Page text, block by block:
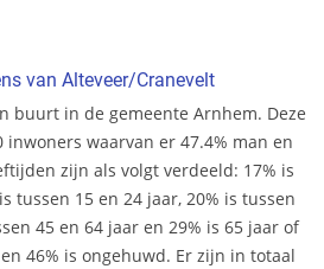
van Alteveer/Cranevelt
buurt in de gemeente Arnhem. Deze
waarvan er 47.4% man en
zijn als volgt verdeeld: 17% is
tussen 15 en 24 jaar, 20% is tussen
45 en 64 jaar en 29% is 65 jaar of
46% is ongehuwd. Er zijn in totaal